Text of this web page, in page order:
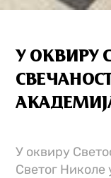
У ОКВИРУ
У оквиру
Светог Николе